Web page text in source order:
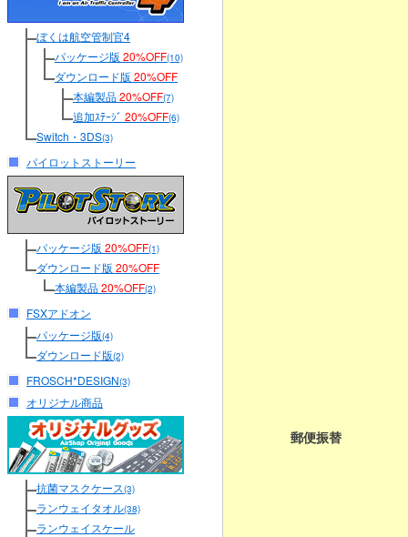
ぼくは航空管制官4
パッケージ版 20%OFF(10)
ダウンロード版 20%OFF
本編製品20%OFF(7)
追加ｽﾃｰｼﾞ 20%OFF(6)
Switch・3DS(3)
パイロットストーリー
パッケージ版 20%OFF(1)
ダウンロード版 20%OFF
本編製品20%OFF(2)
FSXアドオン
パッケージ版(4)
ダウンロード版(2)
FROSCH*DESIGN(3)
オリジナル商品
抗菌マスクケース(3)
ランウェイタオル(38)
ランウェイスケール
郵便振替